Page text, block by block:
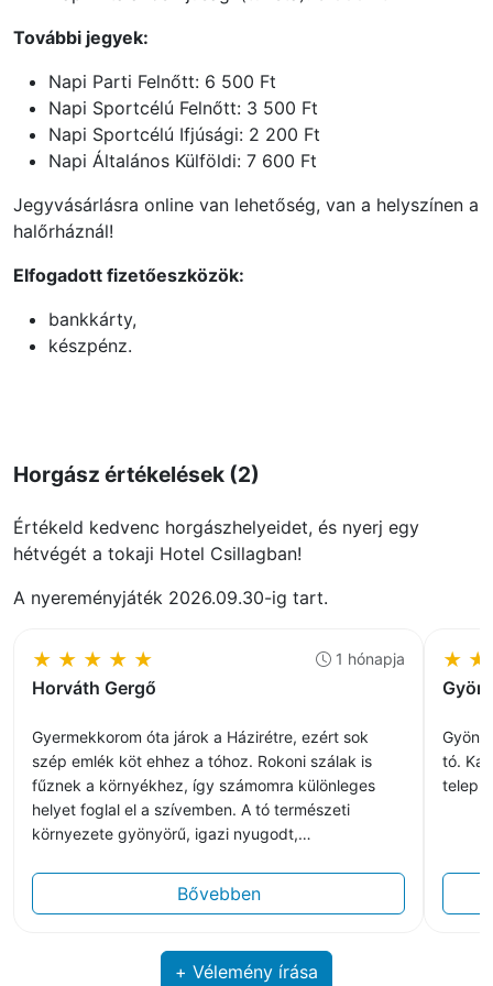
További jegyek:
Napi Parti Felnőtt: 6 500 Ft
Napi Sportcélú Felnőtt: 3 500 Ft
Napi Sportcélú Ifjúsági: 2 200 Ft
Napi Általános Külföldi: 7 600 Ft
Jegyvásárlásra online van lehetőség, van a helyszínen a
halőrháznál!
Elfogadott fizetőeszközök:
bankkárty,
készpénz.
Horgász értékelések (2)
Értékeld kedvenc horgászhelyeidet, és nyerj egy
hétvégét a tokaji Hotel Csillagban!
A nyereményjáték 2026.09.30-ig tart.
★ ★ ★ ★ ★
Horváth Gergő
1 hónapja
Gyermekkorom óta járok a Házirétre, ezért sok
szép emlék köt ehhez a tóhoz. Rokoni szálak is
fűznek a környékhez, így számomra különleges
helyet foglal el a szívemben. A tó természeti
környezete gyönyörű, igazi nyugodt,
Mogyorófa állás és a Sziget, de ha nem akartunk
sok felszerelést cipelni, gyakran a halőrház
halak élnek, komoly méretű pontyokkal is lehet
találkozni. A hely igazi nomád, sátras
Bővebben
★ ★
tó.
+ Vélemény írása